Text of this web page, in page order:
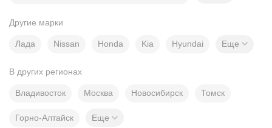
Другие марки
Лада Nissan Honda Kia Hyundai Еще
В других регионах
Владивосток Москва Новосибирск Томск
Горно-Алтайск Еще